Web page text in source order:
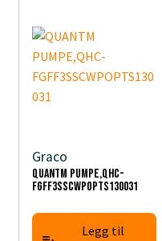
Graco
QUANTM PUMPE,QHC-
FGFF3SSCWPOPTS130031
Legg til